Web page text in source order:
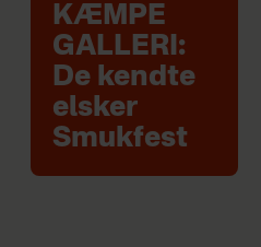
KÆMPE
GALLERI:
De kendte
elsker
Smukfest